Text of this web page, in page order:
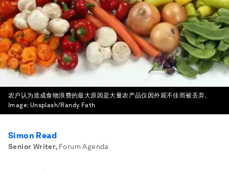
农户认为造成食物浪费的最大原因是大量农产品仅因外观不佳而被丢弃。
Image: Unsplash/Randy Fath
Simon Read
Senior Writer, Forum Agenda